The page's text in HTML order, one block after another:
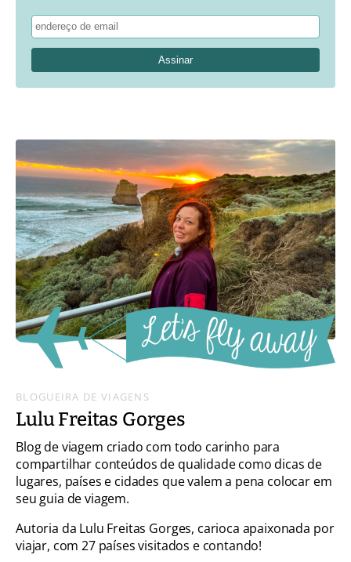
BLOGUEIRA DE VIAGENS
Lulu Freitas Gorges
Blog de viagem criado com todo carinho para
compartilhar conteúdos de qualidade como dicas de
lugares, países e cidades que valem a pena colocar em
seu guia de viagem.
Autoria da Lulu Freitas Gorges, carioca apaixonada por
viajar, com 27 países visitados e contando!